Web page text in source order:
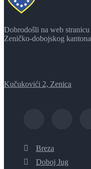
Dobrodošli na web stranicu
Zeničko-dobojskog kantona
Kučukovići 2, Zenica
Breza
Doboj Jug